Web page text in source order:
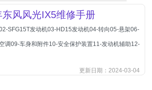
风风光IX5维修手册
SFG15T发动机03-HD15发动机04-转向05-悬架06-
调09-车身和附件10-安全保护装置11-发动机辅助12-
更新日期：2024-03-04